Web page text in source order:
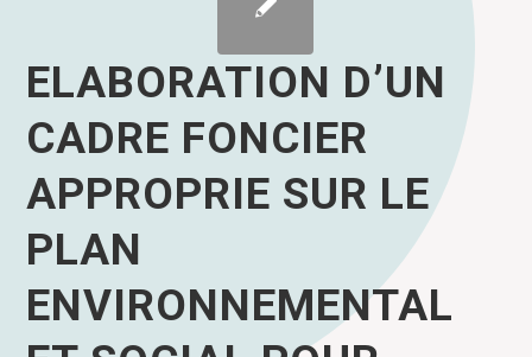
ET SOCIAL POUR
FACILITER LA
DISPONIBILITE
TERRES DANS LE
POLE DE
CROISSANCE DE
BAGRE – Rapport
phase 2 : cadre
ELABORATION D’UN
CADRE FONCIER
APPROPRIE SUR LE
PLAN
ENVIRONNEMENTAL